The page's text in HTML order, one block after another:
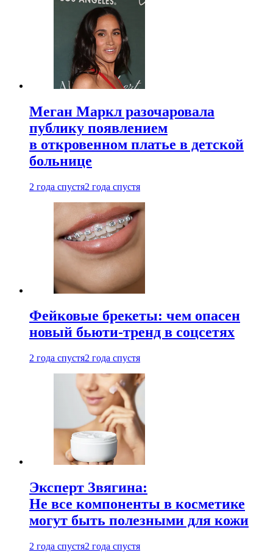
Меган Маркл разочаровала
публику появлением
в откровенном платье в детской
больнице
2 года спустя2 года спустя
Фейковые брекеты: чем опасен
новый бьюти-тренд в соцсетях
2 года спустя2 года спустя
Эксперт Звягина:
Не все компоненты в косметике
могут быть полезными для кожи
2 года спустя2 года спустя